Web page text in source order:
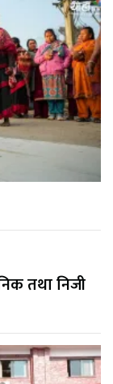
तथा निजी